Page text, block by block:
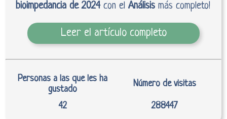
bioimpedancia de 2024con elAnálisis más completo!
Leer el artículo completo
Personas a las que les ha
gustado
Número de visitas
42 288447